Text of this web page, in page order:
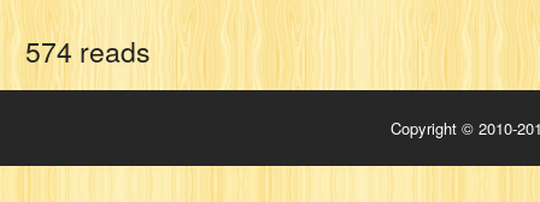
574 reads
Copyright © 2010-